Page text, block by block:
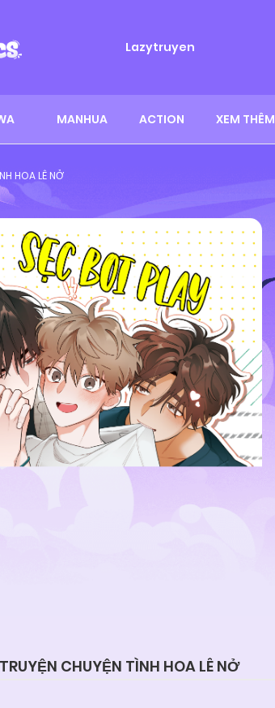
Lazytruyen
MANHUA ACTION XEM THÊM
HOA LÊ NỞ
CHUYỆN TÌNH HOA LÊ NỞ